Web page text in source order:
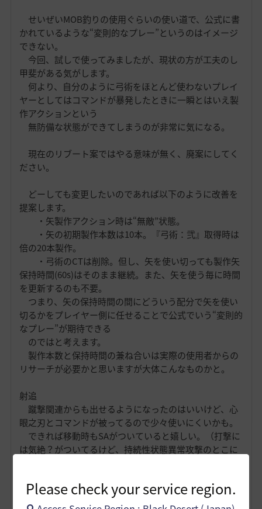
Please check your service region.
せいぜいMOB釣りの使用ぐらいの使い道で、公式に書
かれているような“変則的なプレー”というのはイメージ
できない。
今回、試しで使ってみましたが、現状の方が工夫のし
甲斐がある気がします。
何より、自分のように弓術をほとんど使わないプレイ
ヤーとしてはコマンドが暴発したときに一瞬とはいえ製
作アクションという
無防備な状態ができてしまうのが非常に気になる。
現在のリブート案ではやる意味が無く、廃案にしてく
ださい。
どーしても変更したいのであれば以下のように改善を
提案します。
・矢製作アクション時は“無敵”状態。
・矢の初期製作本数は10本。『弓術：弐』取得時は
倍の20本製作。
・弓術のCTは削除。但し、矢を使い切っても製作矢
保持時間(60s)はそのまま継続。また、矢を使う毎に時間
を更新するのも不要。
つまり、矢の保持時間の間にどういう配分で矢を使い
切るかをプレイヤー側に任せることで公式でいう“変則的
なプレー”が期待できる
のではと考えます。
製作本数と保持時間の兼ね合いは実際の使用者からの
リサーチが必要かと思いますが大体こんなものかと。
射追
蹴撃関連からも出せるようになったのはいいけど、心
眼之刃とコマンドが被ってるので少々使いにくいかも。
できれば移動時もSAがついていると嬉しい。（打撃に
は気絶？がついてるけど、持続性状態異常攻撃のとこに
須？）